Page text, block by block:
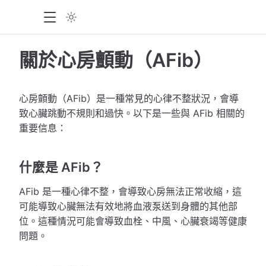
關於心房顫動（AFib）
心房顫動（AFib）是一種常見的心律不整狀況，會導
致心臟跳動不規則和過快。以下是一些與 AFib 相關的
重要信息：
什麼是 AFib？
AFib 是一種心律不整，會導致心房無法正常收縮，這
可能導致心臟無法有效地將血液泵送到身體的其他部
位。這種情況可能會導致血栓、中風、心臟衰竭等健康
問題。